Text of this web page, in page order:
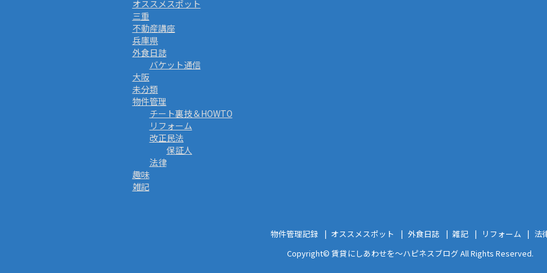
オススメスポット
三重
不動産講座
兵庫県
外食日誌
バケット通信
大阪
未分類
物件管理
チート裏技＆HOWTO
リフォーム
改正民法
保証人
法律
趣味
雑記
物件管理記録 オススメスポット 外食日誌 雑記 リフォーム
法
Copyright© 賃貸にしあわせを〜ハピネスブログ All Rights Reserved.